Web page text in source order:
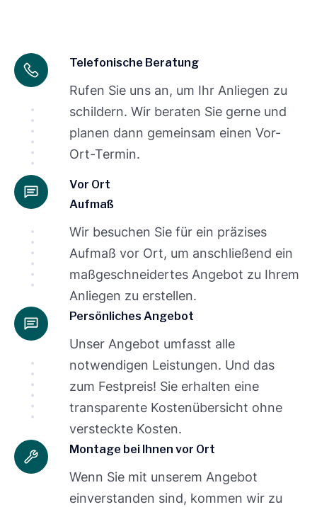
Telefonische Beratung
Rufen Sie uns an, um Ihr Anliegen zu
schildern. Wir beraten Sie gerne und
planen dann gemeinsam einen Vor-
Ort-Termin.
Vor Ort
Aufmaß
Wir besuchen Sie für ein präzises
Aufmaß vor Ort, um anschließend ein
maßgeschneidertes Angebot zu Ihrem
Anliegen zu erstellen.
Persönliches Angebot
Unser Angebot umfasst alle
notwendigen Leistungen. Und das
zum Festpreis! Sie erhalten eine
transparente Kostenübersicht ohne
versteckte Kosten.
Montage bei Ihnen vor Ort
Wenn Sie mit unserem Angebot
einverstanden sind, kommen wir zu